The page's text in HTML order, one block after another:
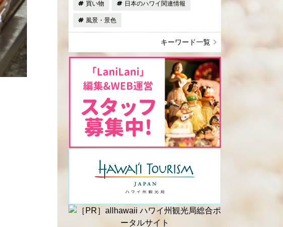
買い物 日本のハワイ関連情報
風景・景色
キーワード一覧